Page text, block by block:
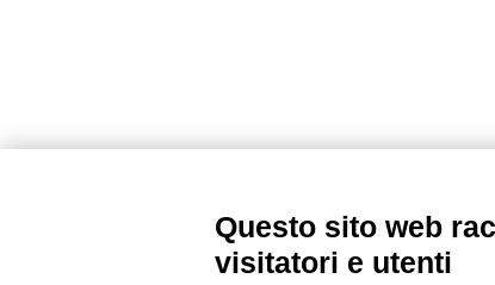
Questo sito web
visitatori e utenti